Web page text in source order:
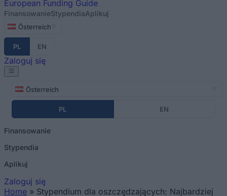
European Funding Guide
FinansowanieStypendiaAplikuj
Österreich
PL EN
Zaloguj się
Österreich
PL EN
Finansowanie
Stypendia
Aplikuj
Zaloguj się
Home » Stypendium dla oszczędzających: Najbardziej